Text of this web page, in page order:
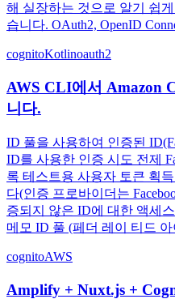
해 실장하는 것으로 알기 쉽
습니다. OAuth2, OpenID
cognitoKotlinoauth2
AWS CLI에서 Amazon
니다.
ID 풀을 사용하여 인증된
ID를 사용한 인증 시도 전제
록 테스트용 사용자 토큰 획
다(인증 프로바이더는
증되지 않은 ID에 대한 액세
메모 ID 풀 (페더 레이 티드
cognitoAWS
Amplify + Nuxt.js +